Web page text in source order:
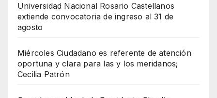
Universidad Nacional Rosario Castellanos
extiende convocatoria de ingreso al 31 de
agosto
Miércoles Ciudadano es referente de atención
oportuna y clara para las y los meridanos;
Cecilia Patrón